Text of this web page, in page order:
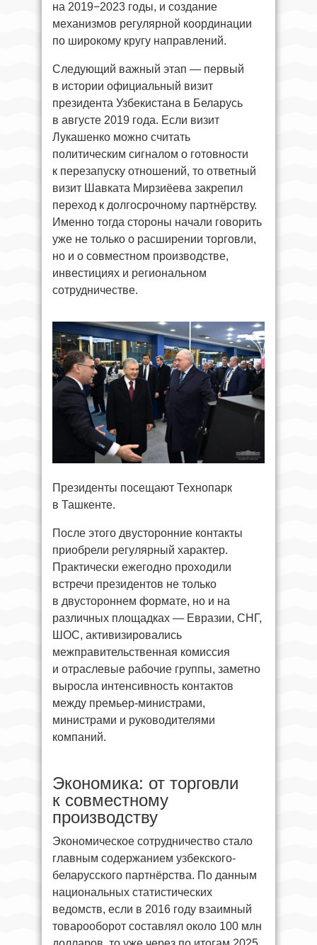
на 2019−2023 годы, и создание
механизмов регулярной координации
по широкому кругу направлений.
Следующий важный этап — первый
в истории официальный визит
президента Узбекистана в Беларусь
в августе 2019 года. Если визит
Лукашенко можно считать
политическим сигналом о готовности
к перезапуску отношений, то ответный
визит Шавката Мирзиёева закрепил
переход к долгосрочному партнёрству.
Именно тогда стороны начали говорить
уже не только о расширении торговли,
но и о совместном производстве,
инвестициях и региональном
сотрудничестве.
Президенты посещают Технопарк
в Ташкенте.
После этого двусторонние контакты
приобрели регулярный характер.
Практически ежегодно проходили
встречи президентов не только
в двустороннем формате, но и на
различных площадках — Евразии, СНГ,
ШОС, активизировались
межправительственная комиссия
и отраслевые рабочие группы, заметно
выросла интенсивность контактов
между премьер-министрами,
министрами и руководителями
компаний.
Экономика: от торговли
к совместному
производству
Экономическое сотрудничество стало
главным содержанием узбекского-
беларусского партнёрства. По данным
национальных статистических
ведомств, если в 2016 году взаимный
товарооборот составлял около 100 млн